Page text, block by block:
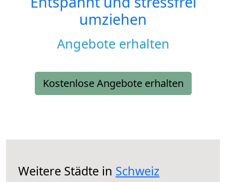
umziehen
Angebote erhalten
Kostenlose Angebote erhalten
Weitere Städte in Schweiz